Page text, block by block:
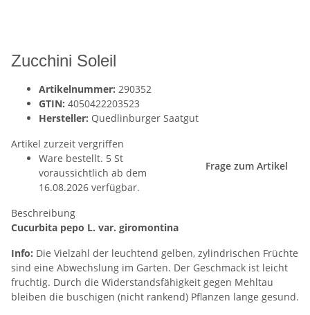
Zucchini Soleil
Artikelnummer: 290352
GTIN: 4050422203523
Hersteller: Quedlinburger Saatgut
Artikel zurzeit vergriffen
Ware bestellt. 5 St
voraussichtlich ab dem
16.08.2026 verfügbar.
Frage zum Artikel
Beschreibung
Cucurbita pepo L. var. giromontina
Info: Die Vielzahl der leuchtend gelben, zylindrischen Früchte
sind eine Abwechslung im Garten. Der Geschmack ist leicht
fruchtig. Durch die Widerstandsfähigkeit gegen Mehltau
bleiben die buschigen (nicht rankend) Pflanzen lange gesund.